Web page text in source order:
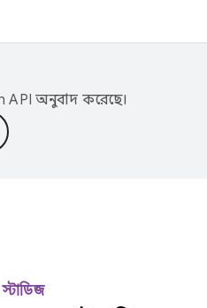
API অনুবাদ করেছে।